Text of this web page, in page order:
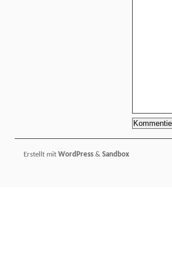
Erstellt mit WordPress & Sandbox